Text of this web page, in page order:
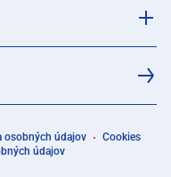
osobných údajov
Cookies
údajov